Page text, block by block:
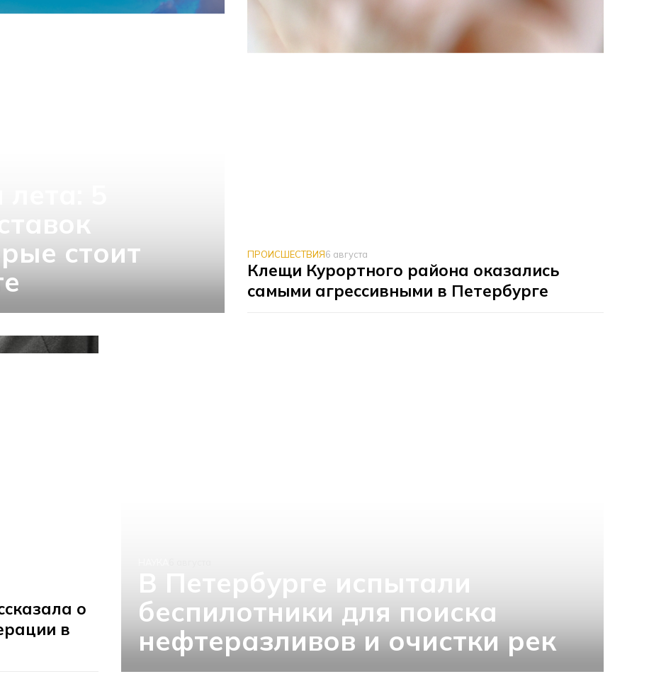
стоит
ПРОИСШЕСТВИЯ6 августа
Клещи Курортного района оказались
самыми агрессивными в Петербурге
о
в
В Петербурге испытали
беспилотники для поиска
нефтеразливов и очистки рек